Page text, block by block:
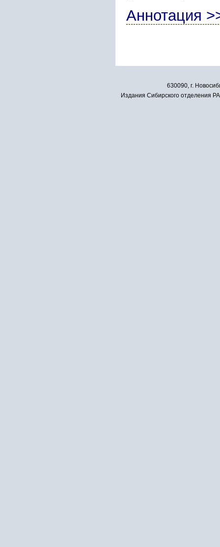
Аннотация
630090, г.
Издания Сибирского отделения